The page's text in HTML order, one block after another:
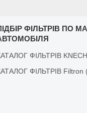
ФІЛЬТРІВ ПО
ФІЛЬТРІВ
ФІЛЬТРІВ Filtron